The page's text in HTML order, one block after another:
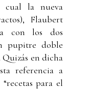
cual la nueva
Flaubert
con los dos
pupitre doble
en dicha
referencia a
para el